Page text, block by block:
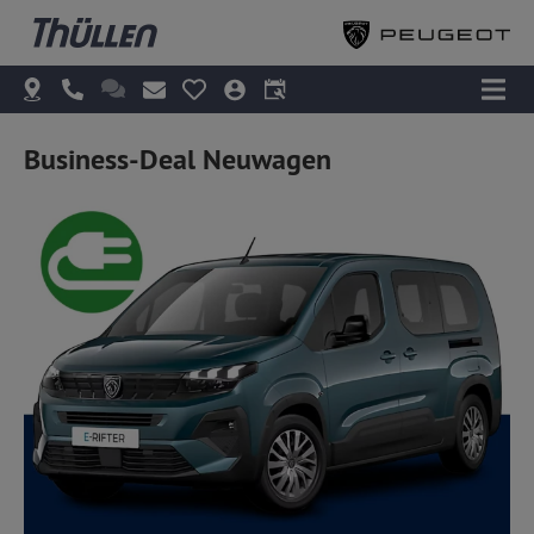
Business-Deal Neuwagen